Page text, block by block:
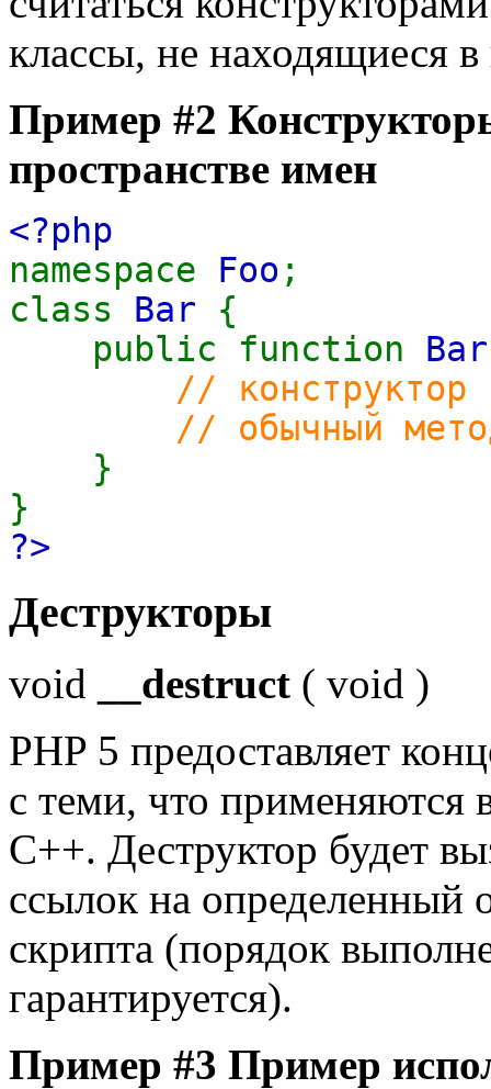
классы, не находящиеся
Пример #2
пространстве имен
<?php
namespace Foo ;
class Bar {
public function Bar
// конструктор
// обычный метод,
}
}
?>
Деструкторы
void __destruct ( void )
PHP 5 предоставляет
с теми, что применяются
C++. Деструктор будет
ссылок на определенный
скрипта (порядок
гарантируется).
Пример #3 Пример